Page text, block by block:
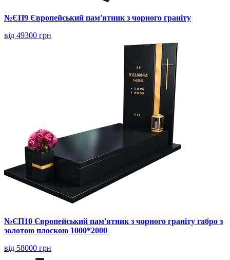
№ЄП9 Європейський пам'ятник з чорного граніту
від 49300 грн
№ЄП10 Європейський пам'ятник з чорного граніту габро з
золотою плоскою 1000*2000
від 58000 грн